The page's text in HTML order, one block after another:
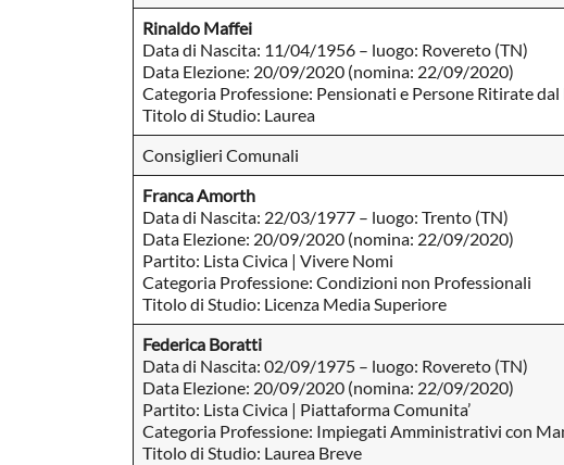
Rinaldo Maffei
Data di Nascita: 11/04/1956 – luogo: Rovereto (TN)
Data Elezione: 20/09/2020 (nomina: 22/09/2020)
Categoria Professione: Pensionati e Persone Ritirate dal
Titolo di Studio: Laurea
Consiglieri Comunali
Franca Amorth
Data di Nascita: 22/03/1977 – luogo: Trento (TN)
Data Elezione: 20/09/2020 (nomina: 22/09/2020)
Partito: Lista Civica | Vivere Nomi
Categoria Professione: Condizioni non Professionali
Titolo di Studio: Licenza Media Superiore
Federica Boratti
Data di Nascita: 02/09/1975 – luogo: Rovereto (TN)
Data Elezione: 20/09/2020 (nomina: 22/09/2020)
Partito: Lista Civica | Piattaforma Comunita’
Categoria Professione: Impiegati Amministrativi con
Titolo di Studio: Laurea Breve